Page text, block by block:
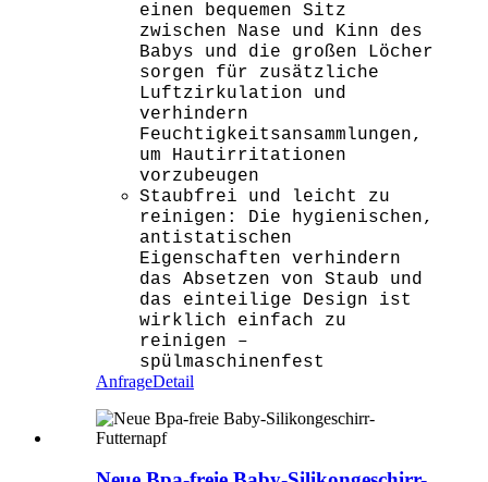
einen bequemen Sitz
zwischen Nase und Kinn des
Babys und die großen Löcher
sorgen für zusätzliche
Luftzirkulation und
verhindern
Feuchtigkeitsansammlungen,
um Hautirritationen
vorzubeugen
Staubfrei und leicht zu
reinigen: Die hygienischen,
antistatischen
Eigenschaften verhindern
das Absetzen von Staub und
das einteilige Design ist
wirklich einfach zu
reinigen –
spülmaschinenfest
AnfrageDetail